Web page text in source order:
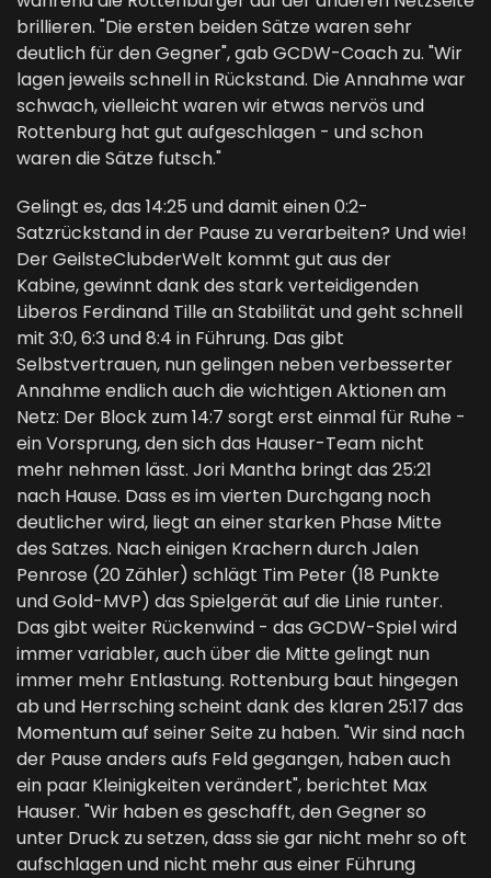
brillieren. "Die ersten beiden Sätze waren sehr
deutlich für den Gegner", gab GCDW-Coach zu. "Wir
lagen jeweils schnell in Rückstand. Die Annahme war
schwach, vielleicht waren wir etwas nervös und
Rottenburg hat gut aufgeschlagen - und schon
waren die Sätze futsch."
Gelingt es, das 14:25 und damit einen 0:2-
Satzrückstand in der Pause zu verarbeiten? Und wie!
Der GeilsteClubderWelt kommt gut aus der
Kabine, gewinnt dank des stark verteidigenden
Liberos Ferdinand Tille an Stabilität und geht schnell
mit 3:0, 6:3 und 8:4 in Führung. Das gibt
Selbstvertrauen, nun gelingen neben verbesserter
Annahme endlich auch die wichtigen Aktionen am
Netz: Der Block zum 14:7 sorgt erst einmal für Ruhe -
ein Vorsprung, den sich das Hauser-Team nicht
mehr nehmen lässt. Jori Mantha bringt das 25:21
nach Hause. Dass es im vierten Durchgang noch
deutlicher wird, liegt an einer starken Phase Mitte
des Satzes. Nach einigen Krachern durch Jalen
Penrose (20 Zähler) schlägt Tim Peter (18 Punkte
und Gold-MVP) das Spielgerät auf die Linie runter.
Das gibt weiter Rückenwind - das GCDW-Spiel wird
immer variabler, auch über die Mitte gelingt nun
immer mehr Entlastung. Rottenburg baut hingegen
ab und Herrsching scheint dank des klaren 25:17 das
Momentum auf seiner Seite zu haben. "Wir sind nach
der Pause anders aufs Feld gegangen, haben auch
ein paar Kleinigkeiten verändert", berichtet Max
Hauser. "Wir haben es geschafft, den Gegner so
unter Druck zu setzen, dass sie gar nicht mehr so oft
aufschlagen und nicht mehr aus einer Führung